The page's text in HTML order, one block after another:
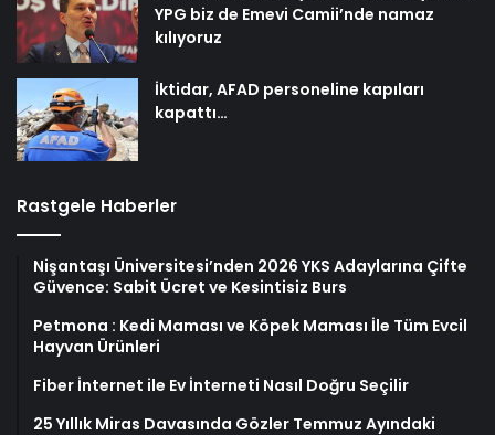
YPG biz de Emevi Camii’nde namaz
kılıyoruz
İktidar, AFAD personeline kapıları
kapattı…
Rastgele Haberler
Nişantaşı Üniversitesi’nden 2026 YKS Adaylarına Çifte
Güvence: Sabit Ücret ve Kesintisiz Burs
Petmona : Kedi Maması ve Köpek Maması İle Tüm Evcil
Hayvan Ürünleri
Fiber İnternet ile Ev İnterneti Nasıl Doğru Seçilir
25 Yıllık Miras Davasında Gözler Temmuz Ayındaki